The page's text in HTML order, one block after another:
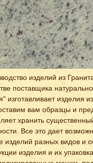
изделий из
поставщика
изготавливает изделия
вам образцы и
хранить
Все это дает
изделий разных видов и
изделия и их